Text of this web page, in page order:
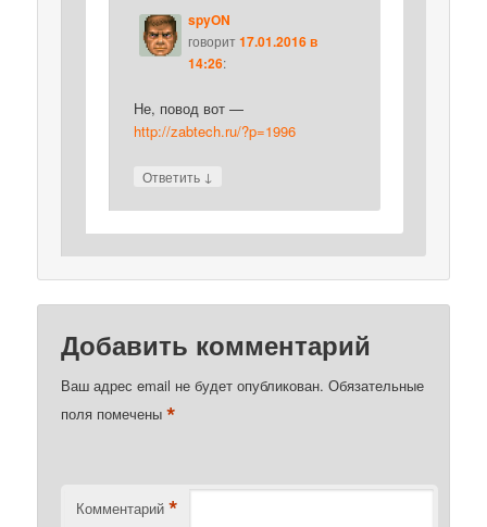
spyON
говорит 17.01.2016 в
14:26:
Не, повод вот —
http://zabtech.ru/?p=1996
Ответить ↓
Добавить комментарий
Ваш адрес email не будет опубликован. Обязательные
поля помечены*
Комментарий *